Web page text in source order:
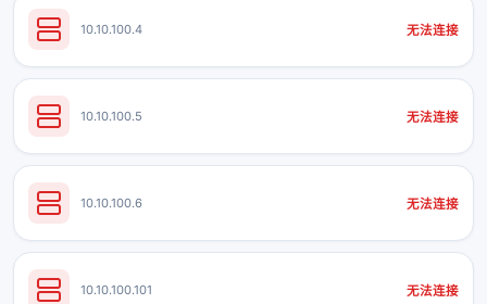
10.10.100.4 无法连接
10.10.100.5 无法连接
10.10.100.6 无法连接
10.10.100.101 无法连接